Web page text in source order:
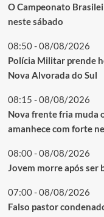
O Campeonato
neste sábado
08:50 - 08/08/2026
Polícia Militar prende
Nova Alvorada do Sul
08:15 - 08/08/2026
Nova frente fria muda
amanhece com forte
08:00 - 08/08/2026
Jovem morre após ser
07:00 - 08/08/2026
Falso pastor